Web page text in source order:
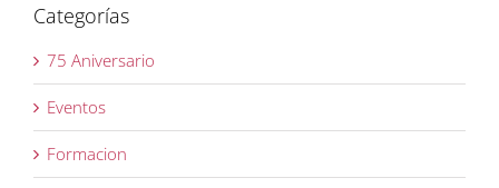
Categorías
75 Aniversario
Eventos
Formacion